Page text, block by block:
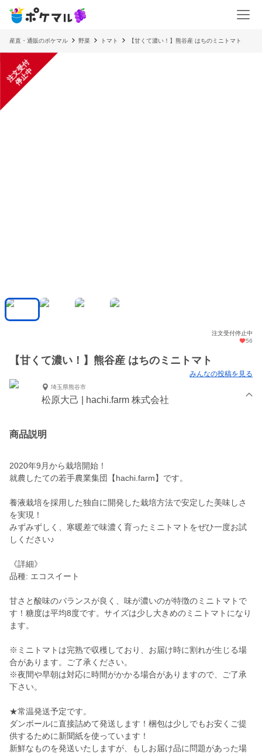
産直・通販のポケマル 野菜 トマト 【甘くて濃い！】熊谷産 はちのミニトマト
注
文
受
付
停
止
中
注文受付停止中
56
【甘くて濃い！】熊谷産 はちのミニトマト
みんなの投稿を見る
埼玉県熊谷市
松原大己 | hachi.farm 株式会社
商品説明
2020年9月から栽培開始！
就農したての若手農業集団【hachi.farm】です。
養液栽培を採用した独自に開発した栽培方法で安定した美味しさ
を実現！
みずみずしく、寒暖差で味濃く育ったミニトマトをぜひ一度お試
しください♪
《詳細》
品種: エコスイート
甘さと酸味のバランスが良く、味が濃いのが特徴のミニトマトで
す！糖度は平均8度です。サイズは少し大きめのミニトマトになり
ます。
※ミニトマトは完熟で収穫しており、お届け時に割れが生じる場
合があります。ご了承ください。
※夜間や早朝は対応に時間がかかる場合がありますので、ご了承
下さい。
★常温発送予定です。
ダンボールに直接詰めて発送します！梱包は少しでもお安くご提
供するために新聞紙を使っています！
新鮮なものを発送いたしますが、もしお届け品に問題があった場